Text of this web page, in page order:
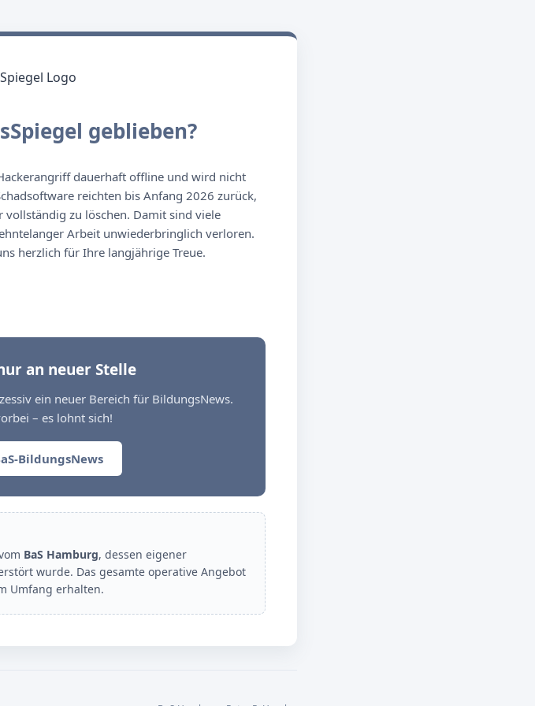
geblieben?
dauerhaft offline und wird nicht
reichten bis Anfang 2026 zurück,
zu löschen. Damit sind viele
Arbeit unwiederbringlich verloren.
herzlich für Ihre langjährige Treue.
an neuer Stelle
ein neuer Bereich für BildungsNews.
– es lohnt sich!
BildungsNews
BaS Hamburg, dessen eigener
wurde. Das gesamte operative Angebot
Umfang erhalten.